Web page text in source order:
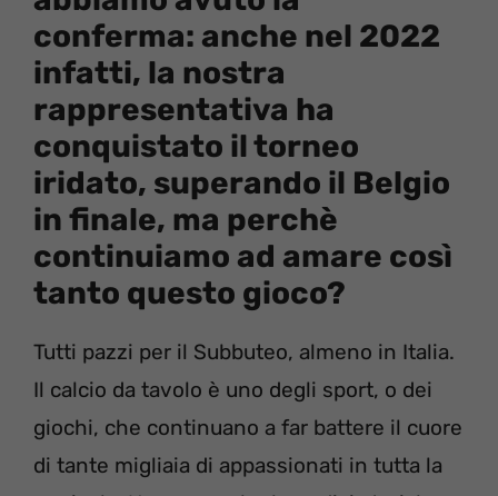
conferma: anche nel 2022
infatti, la nostra
rappresentativa ha
conquistato il torneo
iridato, superando il Belgio
in finale, ma perchè
continuiamo ad amare così
tanto questo gioco?
Tutti pazzi per il Subbuteo, almeno in Italia.
Il calcio da tavolo è uno degli sport, o dei
giochi, che continuano a far battere il cuore
di tante migliaia di appassionati in tutta la